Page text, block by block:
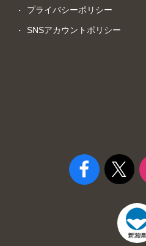
プライバシーポリシー
SNSアカウントポリシー